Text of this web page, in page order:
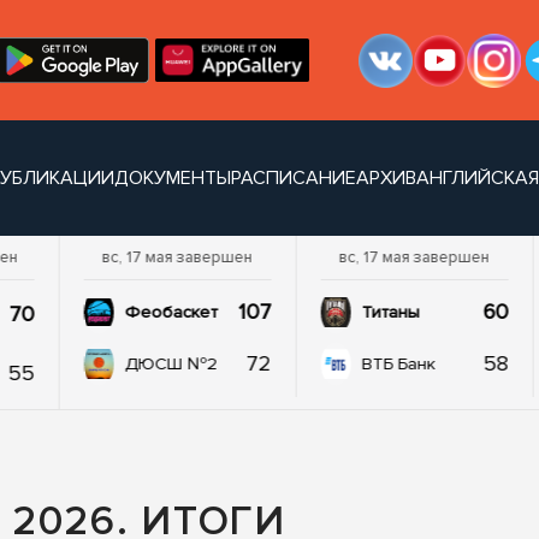
ДОКУМЕНТЫРАСПИСАНИЕАРХИВ
70
55
вс, 17 мая завершен
Феобаскет 107
ДЮСШ №2 72
вс, 17 мая завершен
Титаны 60
ВТБ Банк 58
ИТОГИ